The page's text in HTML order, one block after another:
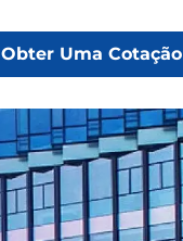
Obter Uma Cotação